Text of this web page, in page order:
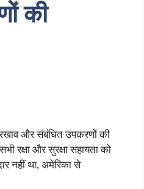
की
और संबंधित उपकरणों की
रक्षा और सुरक्षा सहायता को
नहीं था, अमेरिका से